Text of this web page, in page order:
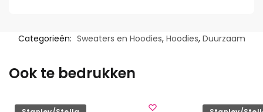
Categorieën: Sweaters en Hoodies, Hoodies, Duurzaam
Ook te bedrukken